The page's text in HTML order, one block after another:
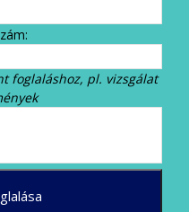
foglaláshoz, pl. vizsgálat